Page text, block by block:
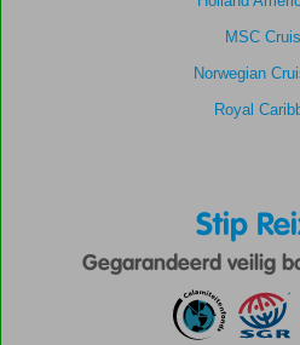
MSC
Norwegian
Royal
Stip
Gegarandeerd veilig